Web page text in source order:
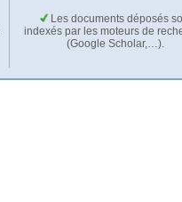
Les documents déposés
indexés par les moteurs de
(Google Scholar,…).